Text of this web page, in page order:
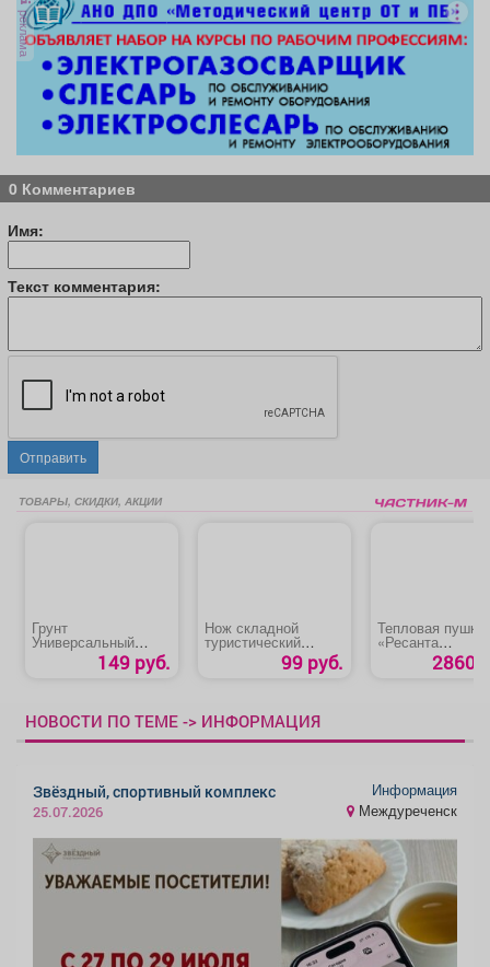
реклама
0 Комментариев
Имя:
Текст комментария:
Отправить
ТОВАРЫ, СКИДКИ, АКЦИИ
Грунт
Универсальный
«Живая почва»149 руб.
Нож складной
туристический
«Traveler» 99 руб.
Тепловая пушка
«Ресанта
ТЭП-3000К»
2860
НОВОСТИ ПО ТЕМЕ -> ИНФОРМАЦИЯ
Звёздный, спортивный комплекс
25.07.2026
Информация
Междуреченск